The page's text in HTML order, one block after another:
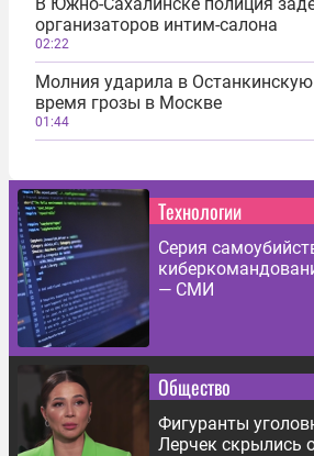
организаторов интим-салона
02:22
Молния ударила в
время грозы в Москве
01:44
Технологии
Серия
— СМИ
Общество
Фигуранты
Лерчек скрылись